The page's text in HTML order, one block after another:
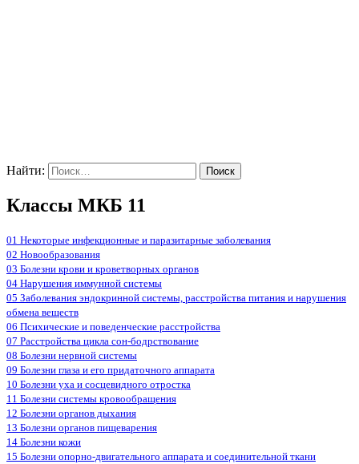
Найти:
Классы МКБ 11
01 Некоторые инфекционные и паразитарные заболевания
02 Новообразования
03 Болезни крови и кроветворных органов
04 Нарушения иммунной системы
05 Заболевания эндокринной системы, расстройства питания и нарушения
обмена веществ
06 Психические и поведенческие расстройства
07 Расстройства цикла сон-бодрствование
08 Болезни нервной системы
09 Болезни глаза и его придаточного аппарата
10 Болезни уха и сосцевидного отростка
11 Болезни системы кровообращения
12 Болезни органов дыхания
13 Болезни органов пищеварения
14 Болезни кожи
15 Болезни опорно-двигательного аппарата и соединительной ткани